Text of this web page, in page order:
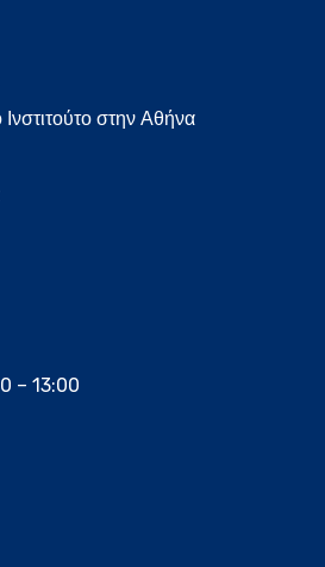
στην Αθήνα
– 13:00